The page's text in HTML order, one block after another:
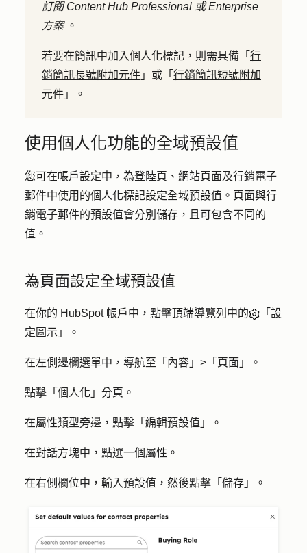
訂閱Content Hub Professional 或Enterprise
方案 。
若要在簡訊中加入個人化標記，則需具備「 行
銷簡訊長號附加元件 」或「 行銷簡訊短號附加
元件 」。
使用個人化功能的全域預設值
您可在帳戶設定中，為登陸頁、網站頁面及行銷電子
郵件中使用的個人化標記設定全域預設值。頁面與行
銷電子郵件的預設值會分別儲存，且可包含不同的
值。
為頁面設定全域預設值
在你的 HubSpot 帳戶中，點擊頂端導覽列中的
「設
定圖示」
。
在左側邊欄選單中，導航至「 內容 」>「 頁面 」。
點擊「 個人化 」分頁。
在屬性類型旁邊，點擊「 編輯預設值 」。
在對話方塊中，點選一個屬性 。
在右側欄位中，輸入預設值 ，然後點擊「 儲存 」。